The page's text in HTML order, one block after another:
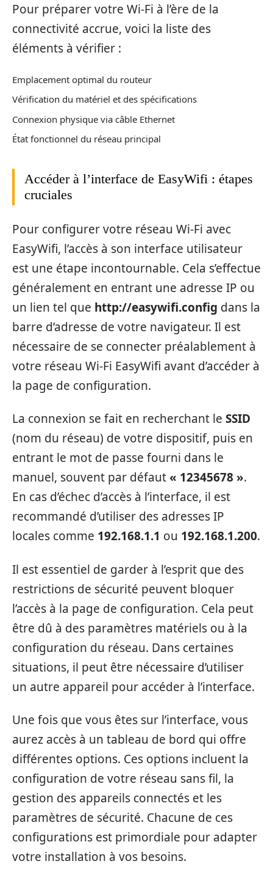
Pour préparer votre Wi-Fi à l’ère de la
connectivité accrue, voici la liste des
éléments à vérifier :
Emplacement optimal du routeur
Vérification du matériel et des spécifications
Connexion physique via câble Ethernet
État fonctionnel du réseau principal
Accéder à l’interface de EasyWifi : étapes
cruciales
Pour configurer votre réseau Wi-Fi avec
EasyWifi, l’accès à son interface utilisateur
est une étape incontournable. Cela s’effectue
généralement en entrant une adresse IP ou
un lien tel que http://easywifi.config dans la
barre d’adresse de votre navigateur. Il est
nécessaire de se connecter préalablement à
votre réseau Wi-Fi EasyWifi avant d’accéder à
la page de configuration.
La connexion se fait en recherchant le SSID
(nom du réseau) de votre dispositif, puis en
entrant le mot de passe fourni dans le
manuel, souvent par défaut « 12345678 ».
En cas d’échec d’accès à l’interface, il est
recommandé d’utiliser des adresses IP
locales comme 192.168.1.1 ou 192.168.1.200.
Il est essentiel de garder à l’esprit que des
restrictions de sécurité peuvent bloquer
l’accès à la page de configuration. Cela peut
être dû à des paramètres matériels ou à la
configuration du réseau. Dans certaines
situations, il peut être nécessaire d’utiliser
un autre appareil pour accéder à l’interface.
Une fois que vous êtes sur l’interface, vous
aurez accès à un tableau de bord qui offre
différentes options. Ces options incluent la
configuration de votre réseau sans fil, la
gestion des appareils connectés et les
paramètres de sécurité. Chacune de ces
configurations est primordiale pour adapter
votre installation à vos besoins.